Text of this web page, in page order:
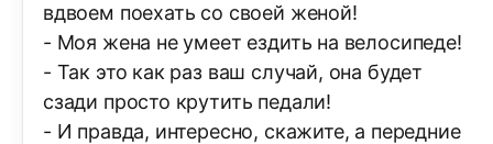
вдвоем поехать со своей женой!
- Моя жена не умеет ездить на велосипеде!
- Так это как раз ваш случай, она будет
сзади просто крутить педали!
- И правда, интересно, скажите, а передние